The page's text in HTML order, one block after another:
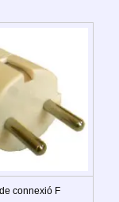
connexió F